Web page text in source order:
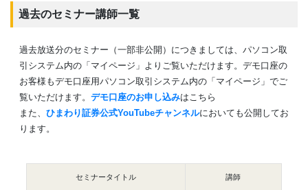
過去のセミナー講師一覧
過去放送分のセミナー（一部非公開）につきましては、パソコン取
引システム内の「マイページ」よりご覧いただけます。デモ口座の
お客様もデモ口座用パソコン取引システム内の「マイページ」でご
覧いただけます。 デモ口座のお申し込みはこちら
また、 ひまわり証券公式YouTubeチャンネルにおいても公開してお
ります。
セミナータイトル 講師